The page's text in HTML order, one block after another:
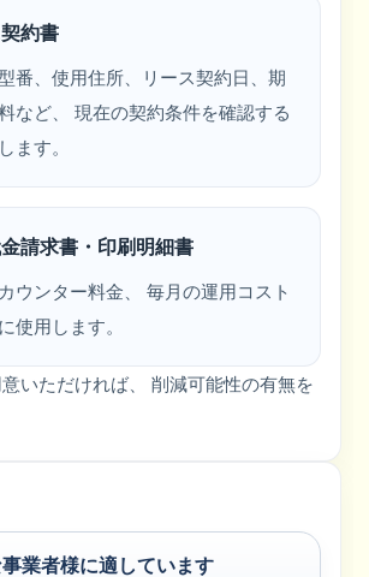
約書
番、使用住所、リース契約日、期
など、 現在の契約条件を確認する
ます。
請求書・印刷明細書
ウンター料金、 毎月の運用コスト
使用します。
意いただければ、 削減可能性の有無を
業者様に適しています